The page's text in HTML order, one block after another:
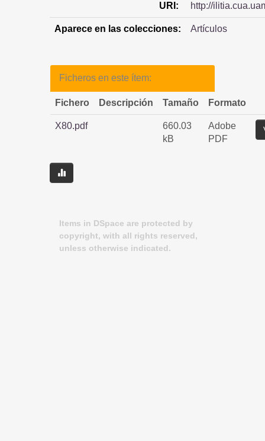
URI: http://
Aparece en las colecciones: Artículos
Ficheros en este ítem:
Fichero Descripción Tamaño Formato
X80.pdf
660.03
kB
Adobe
PDF
Items in DSpace are protected by
copyright, with all rights reserved,
unless otherwise indicated.